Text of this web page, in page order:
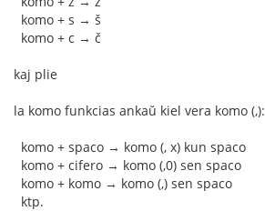
komo + s → š
komo + c → č
kaj plie
la komo funkcias ankaŭ kiel vera komo (,):
komo + spaco → komo (, x) kun spaco
komo + cifero → komo (,0) sen spaco
komo + komo → komo (,) sen spaco
ktp.